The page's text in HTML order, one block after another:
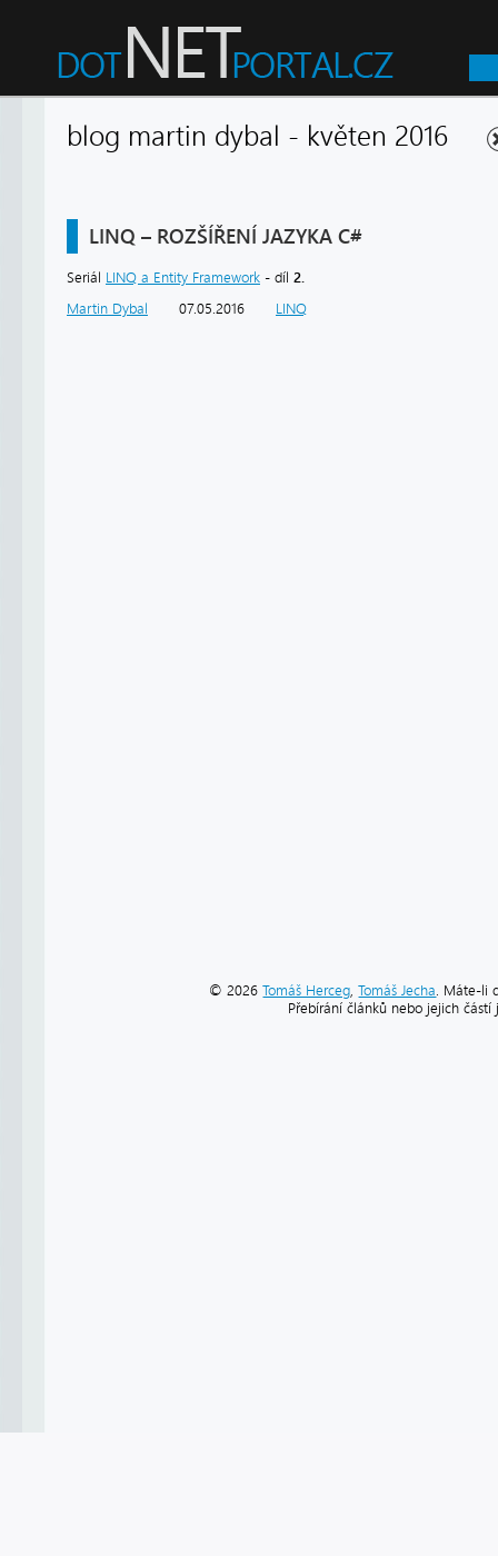
blog martin dybal - květen 2016
LINQ – ROZŠÍŘENÍ JAZYKA C#
Seriál LINQ a Entity Framework - díl 2.
Martin Dybal 07.05.2016 LINQ
© 2026Tomáš Herceg ,Tomáš Jecha . Máte-li
Přebírání článků nebo jejich